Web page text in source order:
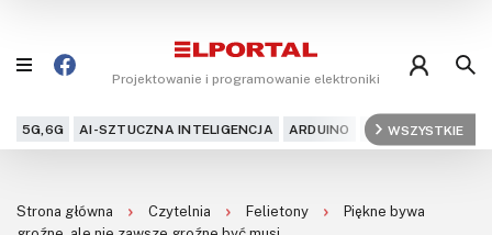
Projektowanie i programowanie elektroniki
5G,6G AI-SZTUCZNA INTELIGENCJA ARDUINO ARM AUDIO
WSZYSTKIE
Projekty
Strona główna Czytelnia Felietony
Piękne bywa